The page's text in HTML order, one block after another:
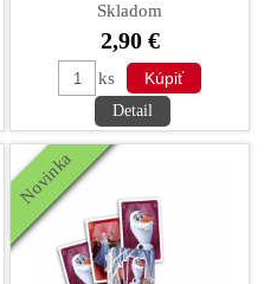
Skladom
2,90 €
ks
Detail
Novinka